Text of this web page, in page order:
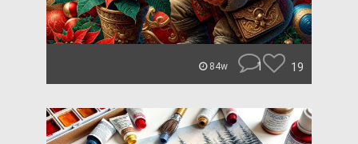
84w 1 19